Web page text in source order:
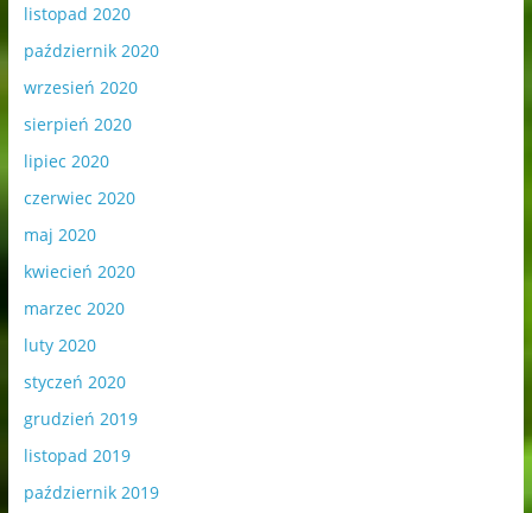
listopad 2020
październik 2020
wrzesień 2020
sierpień 2020
lipiec 2020
czerwiec 2020
maj 2020
kwiecień 2020
marzec 2020
luty 2020
styczeń 2020
grudzień 2019
listopad 2019
październik 2019